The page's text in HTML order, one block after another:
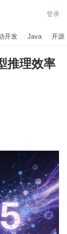
登录
开发 Java 开源
推理效率